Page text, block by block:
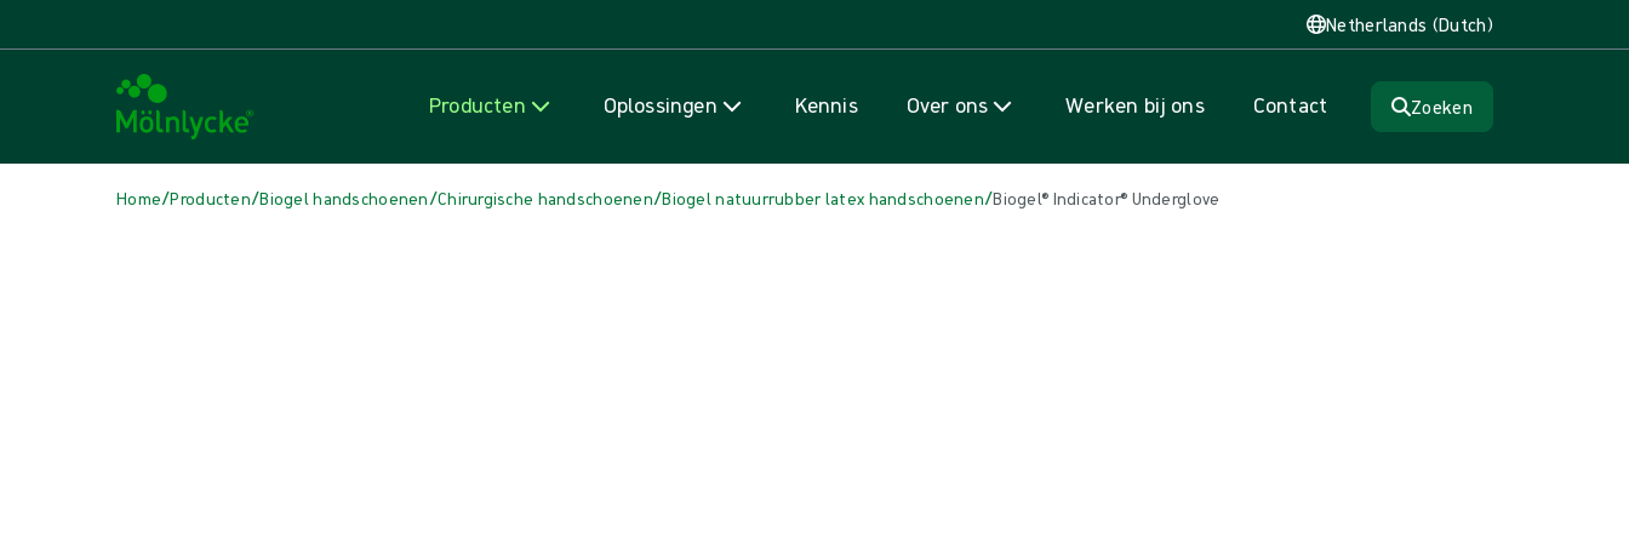
Netherlands (Dutch)
Producten Oplossingen Kennis Over ons Werken bij ons Contact Zoeken
Home/Producten/Biogel handschoenen/Chirurgische handschoenen/Biogel natuurrubber latex handschoenen/Biogel® Indicator® Underglove